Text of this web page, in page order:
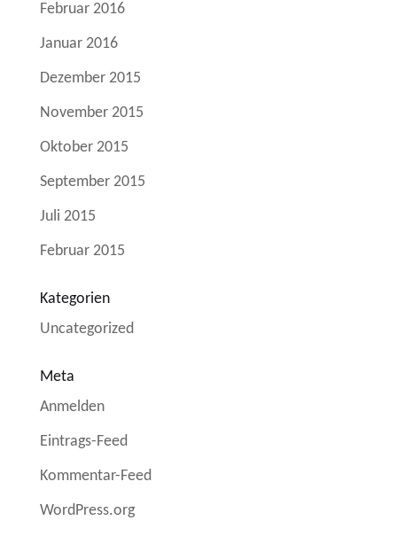
Februar 2016
Januar 2016
Dezember 2015
November 2015
Oktober 2015
September 2015
Juli 2015
Februar 2015
Kategorien
Uncategorized
Meta
Anmelden
Eintrags-Feed
Kommentar-Feed
WordPress.org